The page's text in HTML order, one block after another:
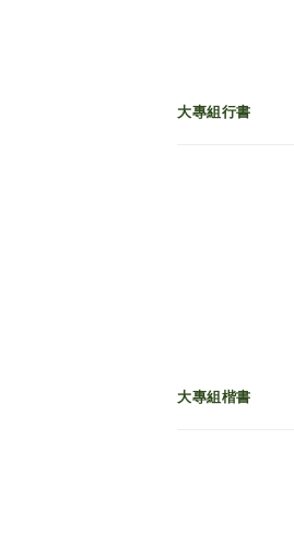
大專組行書
大專組楷書